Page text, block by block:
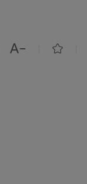
 